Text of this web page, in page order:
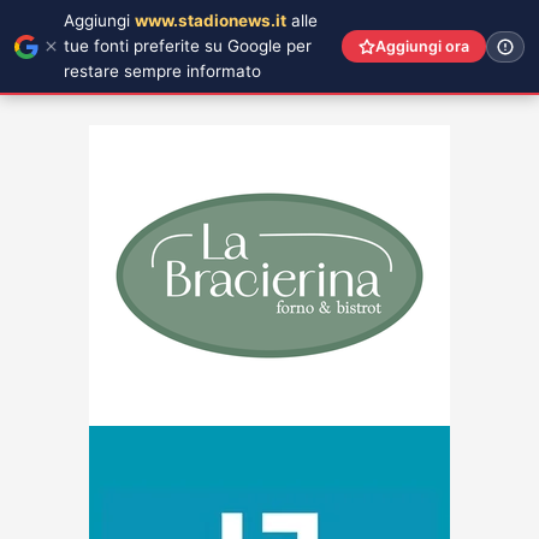
Aggiungi www.stadionews.it alle
tue fonti preferite su Google per
restare sempre informato
Aggiungi ora